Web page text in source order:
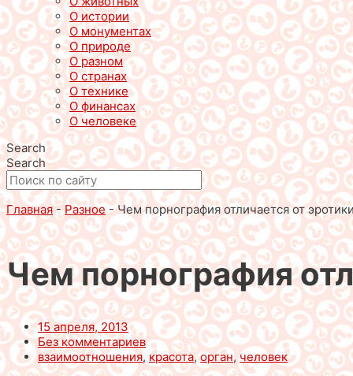
О истории
О монументах
О природе
О разном
О странах
О технике
О финансах
О человеке
Search
Search
Главная -Разное-Чем порнография отличается от
Чем порнография
15 апреля, 2013
Без комментариев
взаимоотношения, красота,орган,человек